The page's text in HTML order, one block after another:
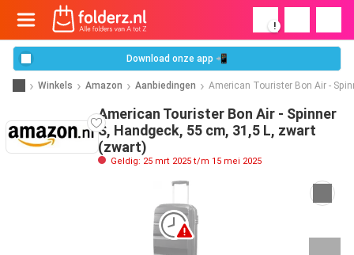
!
Download onze app 📲
Winkels Amazon Aanbiedingen American Tourister Bon Air -
American Tourister Bon Air - Spinner
S, Handgeck, 55 cm, 31,5 L, zwart
(zwart)
Geldig: 25 mrt 2025 t/m 15 mei 2025